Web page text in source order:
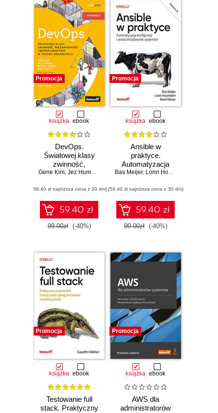
Promocja
książka ebook
DevOps.
Światowej klasy
zwinność,
niezawodność i
Twojej organizacji.
Wydanie II
Gene Kim, Jez Humble Patrick Debois,John Willis,
(59,40 zł najniższa cena z 30 dni)
59.40 zł
99.00zł (-40%)
Promocja
książka ebook
Ansible w
praktyce.
Automatyzacja
konfiguracji i proste
systemów.
Wydanie III
Bas Meijer, Lorin Hochstein
(59,40 zł najniższa cena z 30 dni)
59.40 zł
99.00zł (-40%)
Promocja
książka ebook
Testowanie full
stack. Praktyczny
Promocja
książka ebook
AWS dla
administratorów